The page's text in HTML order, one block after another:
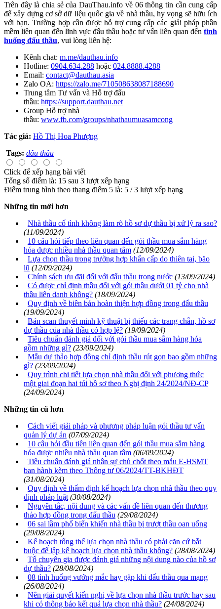
Trên đây là chia sẻ của DauThau.info về 06 thông tin cần cung cấp
để xây dựng cơ sở dữ liệu quốc gia về nhà thầu, hy vọng sẽ hữu ích
với bạn. Trường hợp cần được hỗ trợ cung cấp các giải pháp phần
mềm liên quan đến lĩnh vực đấu thầu hoặc tư vấn liên quan đến tình
huống đấu thầu, vui lòng liên hệ:
Kênh chat: m.me/dauthau.info
Hotline: 0904.634.288 hoặc 024.8888.4288
Email: contact@dauthau.asia
Zalo OA: https://zalo.me/710508638087188690
Trung tâm Tư vấn và Hỗ trợ đấu
thầu: https://support.dauthau.net
Group Hỗ trợ nhà
thầu: www.fb.com/groups/nhathaumuasamcong
Tác giả: Hồ Thị Hoa Phượng
Tags: đấu thầu
Click để xếp hạng bài viết
Tổng số điểm là: 15 sau 3 lượt xếp hạng
Điểm trung bình theo thang điểm 5 là: 5 /3 lượt xếp hạng
Những tin mới hơn
Nhà thầu cố tình không làm rõ hồ sơ dự thầu bị xử lý ra sao?
(11/09/2024)
10 câu hỏi tiếp theo liên quan đến gói thầu mua sắm hàng
hóa được nhiều nhà thầu quan tâm (12/09/2024)
Lựa chọn thầu trong trường hợp khẩn cấp do thiên tai, bão
lũ (12/09/2024)
Chính sách ưu đãi đối với đấu thầu trong nước (13/09/2024)
Có được chỉ định thầu đối với gói thầu dưới 01 tỷ cho nhà
thầu liên danh không? (18/09/2024)
Quy định về biên bản hoàn thiện hợp đồng trong đấu thầu
(19/09/2024)
Bản scan thuyết minh kỹ thuật bị thiếu các trang chẵn, hồ sơ
dự thầu của nhà thầu có hợp lệ? (19/09/2024)
Tiêu chuẩn đánh giá đối với gói thầu mua sắm hàng hóa
gồm những gì? (23/09/2024)
Mẫu dự thảo hợp đồng chỉ định thầu rút gọn bao gồm những
gì? (23/09/2024)
Quy trình chi tiết lựa chọn nhà thầu đối với phương thức
một giai đoạn hai túi hồ sơ theo Nghị định 24/2024/NĐ-CP
(24/09/2024)
Những tin cũ hơn
Cách viết giải pháp và phương pháp luận gói thầu tư vấn
quản lý dự án (07/09/2024)
10 câu hỏi đầu tiên liên quan đến gói thầu mua sắm hàng
hóa được nhiều nhà thầu quan tâm (06/09/2024)
Tiêu chuẩn đánh giá nhân sự chủ chốt theo mẫu E-HSMT
ban hành kèm theo Thông tư 06/2024/TT-BKHĐT
(31/08/2024)
Quy định về thẩm định kế hoạch lựa chọn nhà thầu theo quy
định pháp luật (30/08/2024)
Nguyên tắc, nội dung và các vấn đề liên quan đến thương
thảo hợp đồng trong đấu thầu (29/08/2024)
06 sai lầm phổ biến khiến nhà thầu bị trượt thầu oan uổng
(29/08/2024)
Kế hoạch tổng thể lựa chọn nhà thầu có phải căn cứ bắt
buộc để lập kế hoạch lựa chọn nhà thầu không? (28/08/2024)
Tổ chuyên gia được đánh giá những nội dung nào của hồ sơ
dự thầu? (28/08/2024)
08 tình huống vướng mắc hay gặp khi đấu thầu qua mạng
(26/08/2024)
Nên giải quyết kiến nghị về lựa chọn nhà thầu trước hay sau
khi có thông báo kết quả lựa chọn nhà thầu? (24/08/2024)